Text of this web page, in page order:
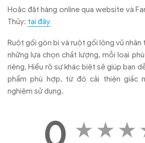
Hoặc đặt hàng online qua website và
Thủy: tại đây
Ruột gối gòn bi và ruột gối lông vũ nhân
những lựa chọn chất lượng, mỗi loại
riêng. Hiểu rõ sự khác biệt sẽ giúp bạn
phẩm phù hợp, từ đó cải thiện giấc
nghiệm sử dụng.
★ ★ ★